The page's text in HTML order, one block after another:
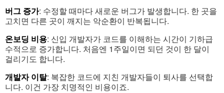
버그 증가: 수정할 때마다 새로운 버그가 발생합니다. 한 곳을
고치면 다른 곳이 깨지는 악순환이 반복됩니다.
온보딩 비용: 신입 개발자가 코드를 이해하는 시간이 기하급
수적으로 증가합니다. 처음엔 1주일이면 되던 것이 한 달이
걸리기도 합니다.
개발자 이탈: 복잡한 코드에 지친 개발자들이 퇴사를 선택합
니다. 이건 가장 치명적인 비용이죠.